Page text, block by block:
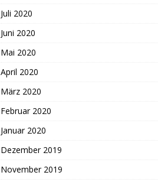
Juli 2020
Juni 2020
Mai 2020
April 2020
März 2020
Februar 2020
Januar 2020
Dezember 2019
November 2019